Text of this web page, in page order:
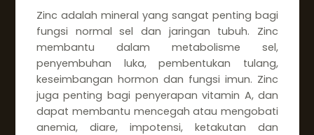
Zinc adalah mineral yang sangat penting bagi
fungsi normal sel dan jaringan tubuh. Zinc
membantu dalam metabolisme sel,
penyembuhan luka, pembentukan tulang,
keseimbangan hormon dan fungsi imun. Zinc
juga penting bagi penyerapan vitamin A, dan
dapat membantu mencegah atau mengobati
anemia, diare, impotensi, ketakutan dan